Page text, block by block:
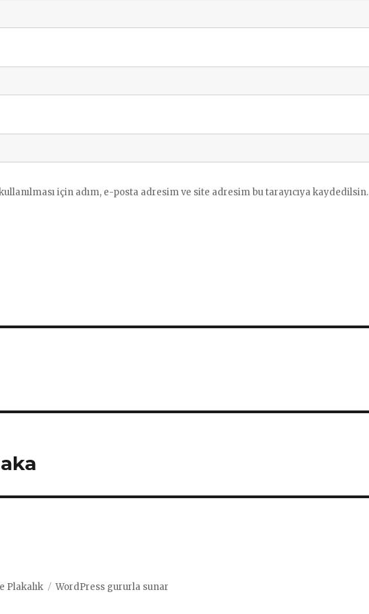
için adım, e-posta adresim ve site adresim bu tarayıcıya kaydedilsin.
Plakalık WordPress gururla sunar